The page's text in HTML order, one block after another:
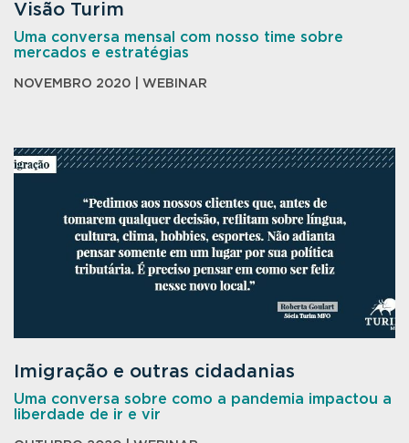
Visão Turim
Uma conversa mensal com nosso time sobre
mercados e estratégias
NOVEMBRO 2020 | WEBINAR
Imigração e outras cidadanias
Uma conversa sobre como a pandemia impactou a
liberdade de ir e vir